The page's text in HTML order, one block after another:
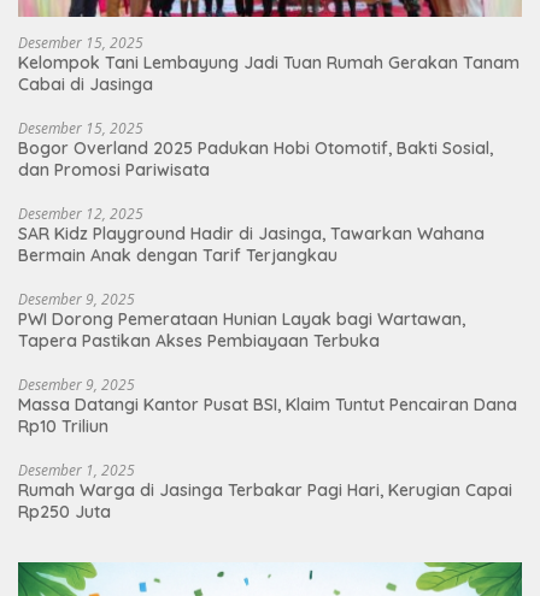
Desember 15, 2025
Kelompok Tani Lembayung Jadi Tuan Rumah Gerakan Tanam
Cabai di Jasinga
Desember 15, 2025
Bogor Overland 2025 Padukan Hobi Otomotif, Bakti Sosial,
dan Promosi Pariwisata
Desember 12, 2025
SAR Kidz Playground Hadir di Jasinga, Tawarkan Wahana
Bermain Anak dengan Tarif Terjangkau
Desember 9, 2025
PWI Dorong Pemerataan Hunian Layak bagi Wartawan,
Tapera Pastikan Akses Pembiayaan Terbuka
Desember 9, 2025
Massa Datangi Kantor Pusat BSI, Klaim Tuntut Pencairan Dana
Rp10 Triliun
Desember 1, 2025
Rumah Warga di Jasinga Terbakar Pagi Hari, Kerugian Capai
Rp250 Juta